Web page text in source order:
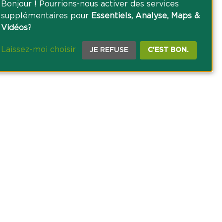
Bonjour ! Pourrions-nous activer des services
supplémentaires pour Essentiels, Analyse, Maps &
Vidéos?
Laissez-moi choisir JE REFUSE C'EST BON.